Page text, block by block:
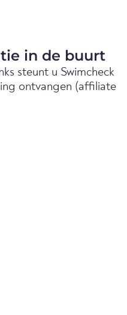
in de buurt
steunt u Swimcheck
ontvangen (affiliate